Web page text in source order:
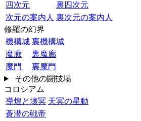
四次元
裏四次元
次元の案内人 裏次元の案内人
修羅の幻界
機構城 裏機構城
魔廊
裏魔廊
魔門
裏魔門
その他の闘技場
コロシアム
導煌と壊冥 天冥の星動
蒼潜の戦帝